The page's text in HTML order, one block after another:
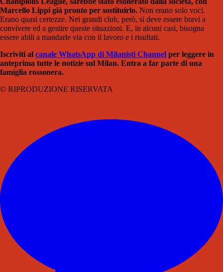
Marcello Lippi già pronto per sostituirlo. Non erano solo voci.
Erano quasi certezze. Nei grandi club, però, si deve essere bravi a
convivere ed a gestire queste situazioni. E, in alcuni casi, bisogna
essere abili a mandarle via con il lavoro e i risultati.
Iscriviti al canale WhatsApp di Milanisti Channel per leggere in
anteprima tutte le notizie sul Milan. Entra a far parte di una
famiglia rossonera.
© RIPRODUZIONE RISERVATA